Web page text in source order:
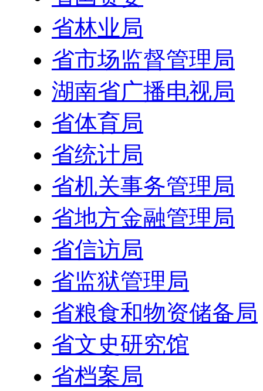
省林业局
省市场监督管理局
湖南省广播电视局
省体育局
省统计局
省机关事务管理局
省地方金融管理局
省信访局
省监狱管理局
省粮食和物资储备局
省文史研究馆
省档案局